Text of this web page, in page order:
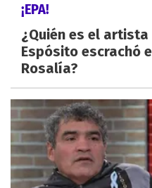
¡EPA!
¿Quién es el
Espósito escrachó
Rosalía?